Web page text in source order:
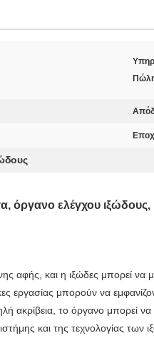
όργανο ελέγχου ιξώδους,
αφής, και η ιξώδες μπορεί να
εργασίας μπορούν να
το όργανο μπορεί να
και της τεχνολογίας των